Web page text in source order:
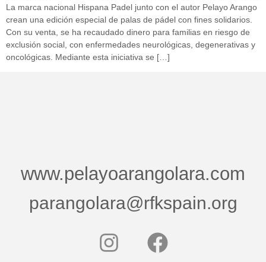
La marca nacional Hispana Padel junto con el autor Pelayo Arango
crean una edición especial de palas de pádel con fines solidarios.
Con su venta, se ha recaudado dinero para familias en riesgo de
exclusión social, con enfermedades neurológicas, degenerativas y
oncológicas. Mediante esta iniciativa se […]
www.pelayoarangolara.com
parangolara@rfkspain.org